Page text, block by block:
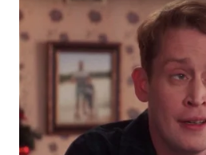
TANGERANG
WN
CIREBON